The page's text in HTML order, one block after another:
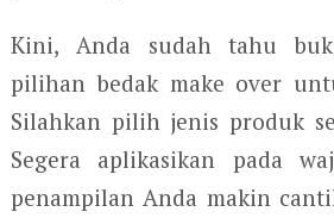
Kini, Anda sudah tahu
pilihan bedak make over
Silahkan pilih jenis produk
Segera aplikasikan pada
penampilan Anda makin